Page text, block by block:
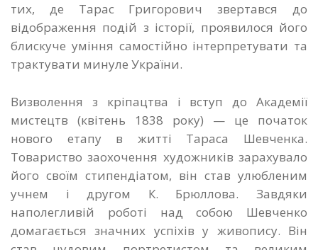
тих, де Тарас Григорович звертався до
відображення подій з історії, проявилося його
блискуче уміння самостійно інтерпретувати та
трактувати минуле України.
Визволення з кріпацтва і вступ до Академії
мистецтв (квітень 1838 року) — це початок
нового етапу в житті Тараса Шевченка.
Товариство заохочення художників зарахувало
його своїм стипендіатом, він став улюбленим
учнем і другом К. Брюллова. Завдяки
наполегливій роботі над собою Шевченко
домагається значних успіхів у живопису. Він